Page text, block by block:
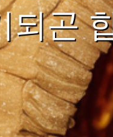
되곤